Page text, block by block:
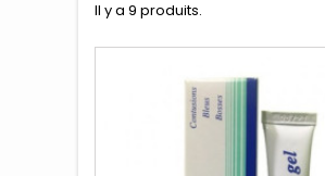
Il y a 9 produits.